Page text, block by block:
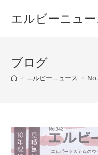
エルビーニュー
ブログ
> エルビーニュース >